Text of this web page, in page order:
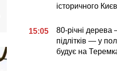
історичного
15:05
80-річні дерева
підлітків — у
будує на